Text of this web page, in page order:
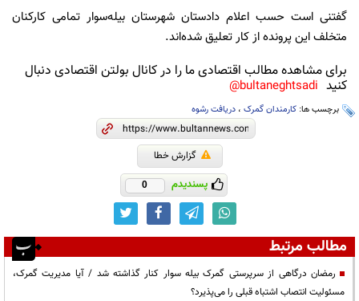
گفتنی است حسب اعلام دادستان شهرستان بیله‌سوار تمامی کارکنان
متخلف این پرونده از کار تعلیق شده‌اند.
برای مشاهده مطالب اقتصادی ما را در کانال بولتن اقتصادی دنبال
کنید bultaneghtsadi@
برچسب ها: کارمندان گمرک ، دریافت رشوه
گزارش خطا
پسندیدم 0
مطالب مرتبط
رمضان درگاهی از سرپرستی گمرک بیله سوار کنار گذاشته شد / آیا مدیریت گمرک،
مسئولیت انتصاب اشتباه قبلی را می‌پذیرد؟